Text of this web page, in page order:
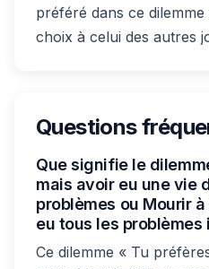
préféré dans ce
choix à celui des autres
Questions
Que signifie le
mais avoir eu une vie
problèmes ou Mourir
eu tous les problèmes
Ce dilemme « Tu